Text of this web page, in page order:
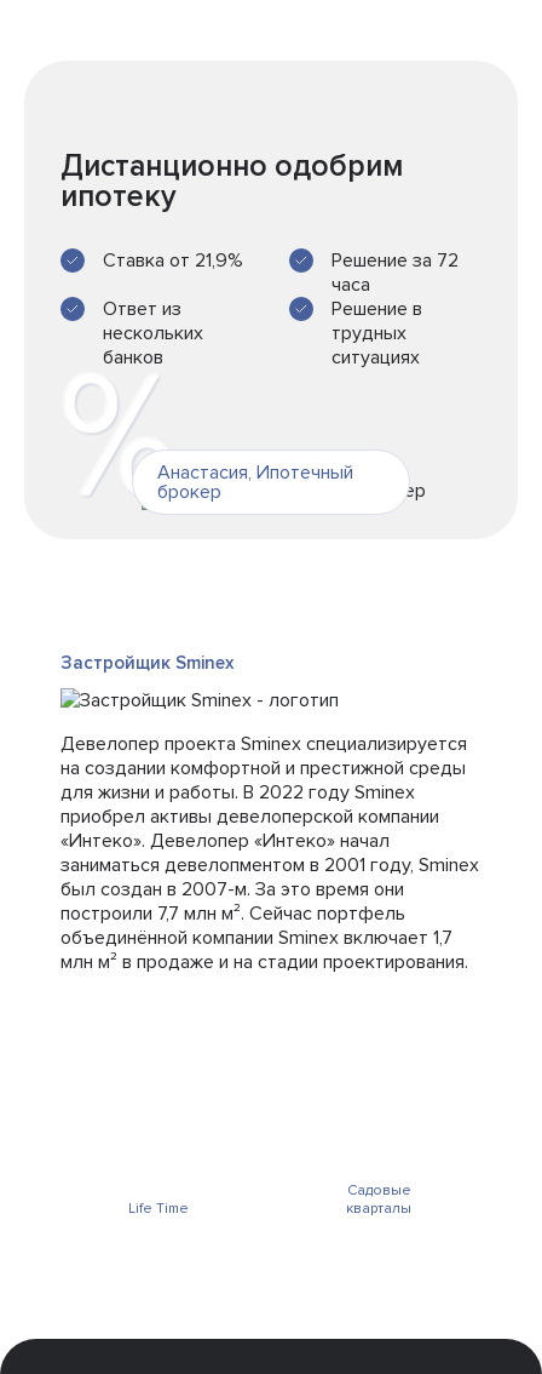
Дистанционно одобрим
ипотеку
Ставка от 21,9%
Решение за 72
часа
Ответ из
нескольких
банков
Решение в
трудных
ситуациях
Анастасия, Ипотечный
брокер
Застройщик Sminex
Девелопер проекта Sminex специализируется
на создании комфортной и престижной среды
для жизни и работы. В 2022 году Sminex
приобрел активы девелоперской компании
«Интеко». Девелопер «Интеко» начал
заниматься девелопментом в 2001 году, Sminex
был создан в 2007-м. За это время они
построили 7,7 млн м². Сейчас портфель
объединённой компании Sminex включает 1,7
млн м² в продаже и на стадии проектирования.
Life Time
Садовые
кварталы